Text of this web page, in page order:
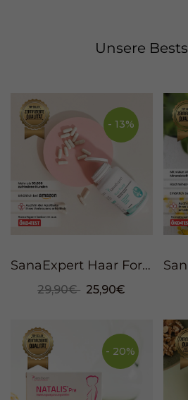
Unsere
- 13%
SanaExpert Haar Forte, 120 Kapseln
29,90€ 25,90€
- 20%